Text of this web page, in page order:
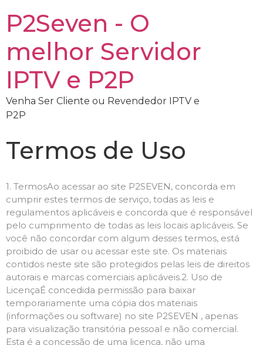
P2Seven - O
melhor Servidor
IPTV e P2P
Venha Ser Cliente ou Revendedor IPTV e
P2P
Termos de Uso
1. TermosAo acessar ao site P2SEVEN, concorda em
cumprir estes termos de serviço, todas as leis e
regulamentos aplicáveis ​​e concorda que é responsável
pelo cumprimento de todas as leis locais aplicáveis. Se
você não concordar com algum desses termos, está
proibido de usar ou acessar este site. Os materiais
contidos neste site são protegidos pelas leis de direitos
autorais e marcas comerciais aplicáveis.2. Uso de
LicençaÉ concedida permissão para baixar
temporariamente uma cópia dos materiais
(informações ou software) no site P2SEVEN , apenas
para visualização transitória pessoal e não comercial.
Esta é a concessão de uma licença, não uma